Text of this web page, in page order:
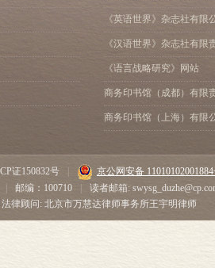
经验的方向与玄学
玄学之对象——“先验
玄学的原则
三种理念
三种玄学
甲、心灵玄学(理性心
心灵的单一性的诐论
心灵不灭的诐论
心灵的人格性的诐论
《英语世界》杂志社有限
《汉语世界》杂志社有限
《语言战略研究》网站
商务印书馆（成都）有限
商务印书馆（上海）有限
证150832号
京公网安备
邮编：100710
读者邮箱:
律顾问: 北京市万慧达律师事务所王宇明律师